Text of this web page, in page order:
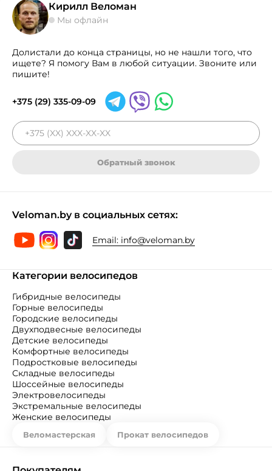
Кирилл Веломан
Мы офлайн
Долистали до конца страницы, но не нашли того, что
ищете? Я помогу Вам в любой ситуации. Звоните или
пишите!
+375 (29) 335-09-09
Обратный звонок
Veloman.by в социальных сетях:
Email: info@veloman.by
Категории велосипедов
Гибридные велосипеды
Горные велосипеды
Городские велосипеды
Двухподвесные велосипеды
Детские велосипеды
Комфортные велосипеды
Подростковые велосипеды
Складные велосипеды
Шоссейные велосипеды
Электровелосипеды
Экстремальные велосипеды
Женские велосипеды
Веломастерская Прокат велосипедов